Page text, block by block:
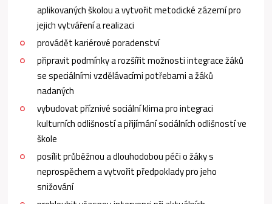
aplikovaných školou a vytvořit metodické zázemí pro
jejich vytváření a realizaci
provádět kariérové poradenství
připravit podmínky a rozšířit možnosti integrace žáků
se speciálními vzdělávacími potřebami a žáků
nadaných
vybudovat příznivé sociální klima pro integraci
kulturních odlišností a přijímání sociálních odlišností ve
škole
posílit průběžnou a dlouhodobou péči o žáky s
neprospěchem a vytvořit předpoklady pro jeho
snižování